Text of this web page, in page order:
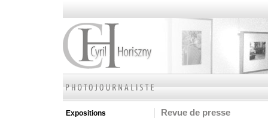
Expositions
Revue de presse